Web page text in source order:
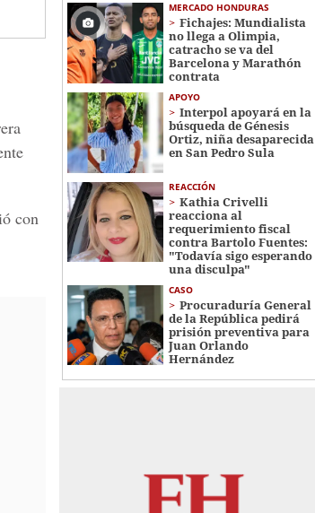
con
MERCADO HONDURAS
Fichajes: Mundialista
no llega a Olimpia,
catracho se va del
Barcelona y Marathón
contrata
APOYO
Interpol apoyará en la
búsqueda de Génesis
Ortiz, niña desaparecida
en San Pedro Sula
REACCIÓN
Kathia Crivelli
reacciona al
requerimiento fiscal
contra Bartolo Fuentes:
"Todavía sigo esperando
una disculpa"
CASO
Procuraduría General
de la República pedirá
prisión preventiva para
Juan Orlando
Hernández